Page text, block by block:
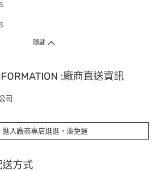
隱藏
:廠商直送資訊
司
進入廠商專店逛逛，湊免運
送方式